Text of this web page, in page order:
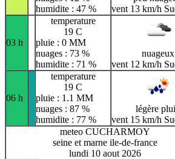
humidite : 47 %
vent 13 km/h
03 h
temperature
19 C
pluie : 0 MM
nuages : 73 %
humidite : 71 %
nuageux
vent 12 km/h
06 h
temperature
19 C
pluie : 1.1 MM
nuages : 87 %
humidite : 77 %
légère
vent 15 km/h
meteo CUCHARMOY
seine et marne ile-de-france
lundi 10 aout 2026